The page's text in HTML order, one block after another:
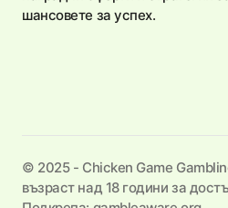
шансовете за успех.
©️ 2025 - Chicken Game
възраст над 18 години за